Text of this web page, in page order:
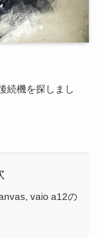
続機を探しまし
vaio a12の